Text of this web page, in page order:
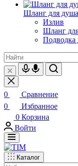
Шланг для
Излив
Шланг
Подводка
0
Сравнение
0
Избранное
0 Корзина
Войти
Каталог